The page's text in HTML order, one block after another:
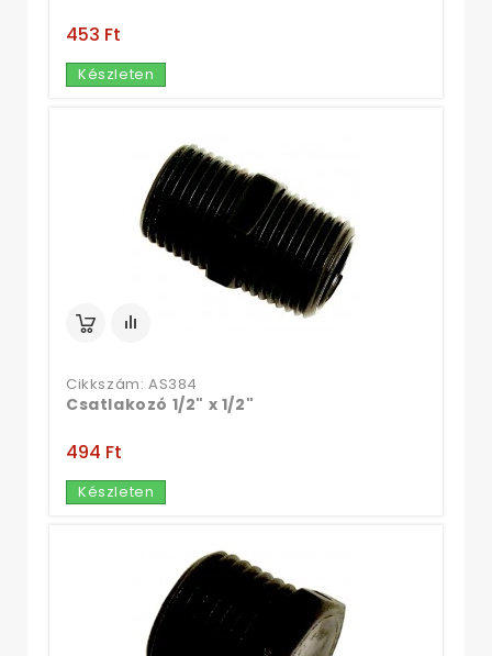
453 Ft‎
Készleten
Cikkszám: AS384
Csatlakozó 1/2" x 1/2"
494 Ft‎
Készleten